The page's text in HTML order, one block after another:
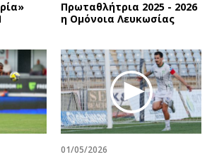
Πρωταθλήτρια 2025 - 2026
η Ομόνοια Λευκωσίας
01/05/2026